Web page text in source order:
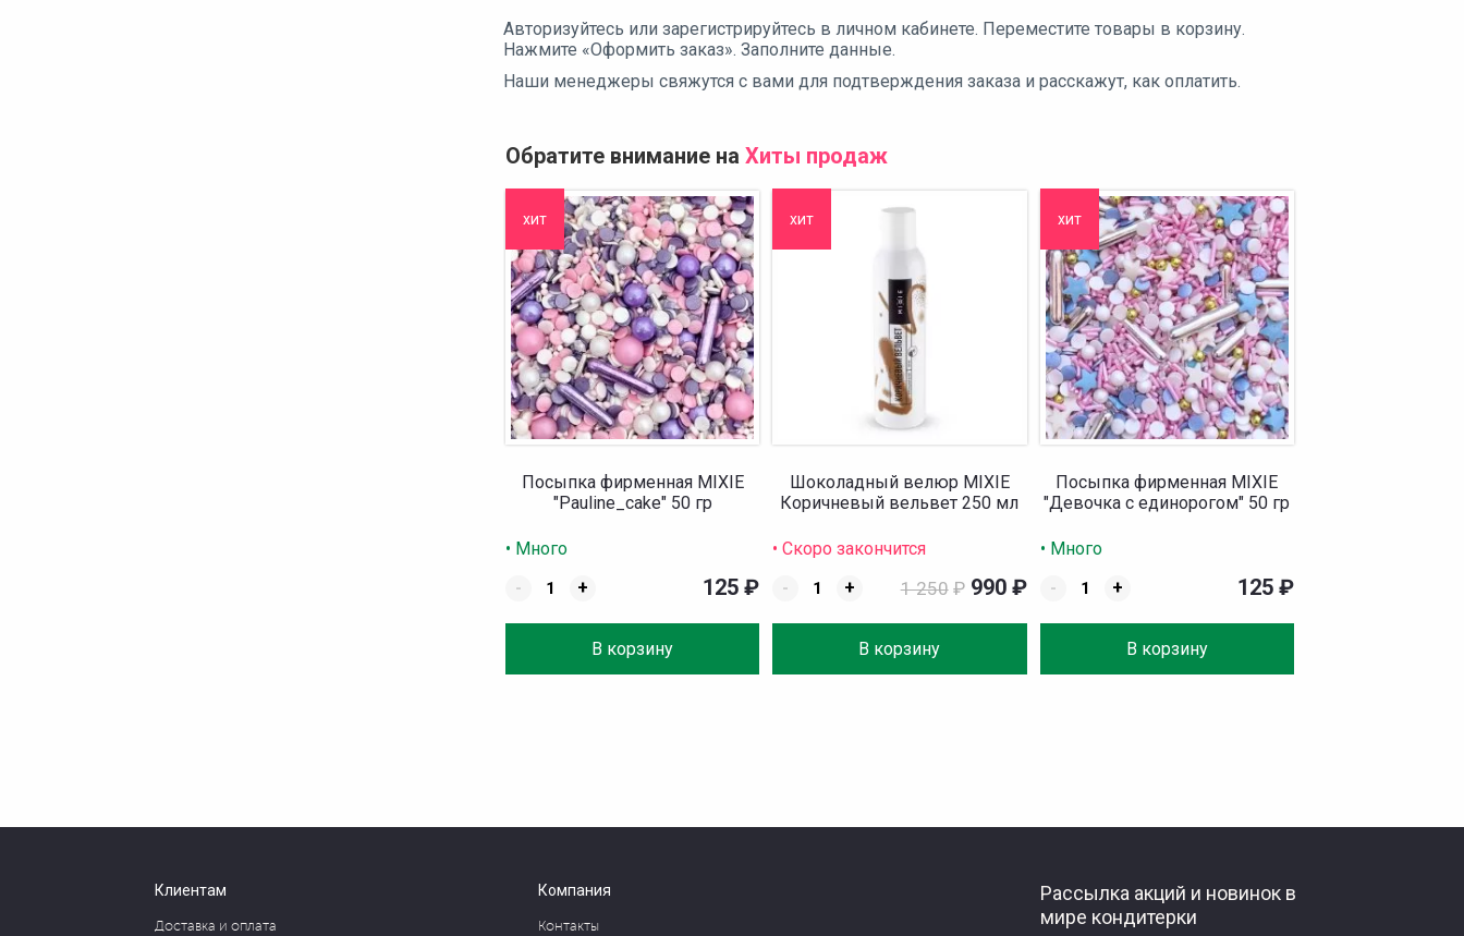
Авторизуйтесь или зарегистрируйтесь в личном кабинете. Переместите товары в корзину.
Нажмите «Оформить заказ». Заполните данные.
Наши менеджеры свяжутся с вами для подтверждения заказа и расскажут, как оплатить.
Обратите внимание на Хиты продаж
хит
Посыпка фирменная MIXIE
"Pauline_cake" 50 гр
• Много
-
+
В корзину
125₽
хит
Шоколадный велюр MIXIE
Коричневый вельвет 250 мл
• Скоро закончится
-
+
В корзину
1 250 ₽ 990 ₽
хит
Посыпка фирменная MIXIE
"Девочка с единорогом" 50 гр
• Много
-
+
В корзину
125 ₽
Клиентам
Доставка и оплата
Компания
Контакты
Рассылка акций и новинок в
мире кондитерки